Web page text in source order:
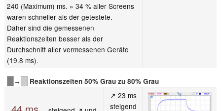
240 (Maximum) ms. » 34 % aller Screens
waren schneller als der getestete.
Daher sind die gemessenen
Reaktionszeiten besser als der
Durchschnitt aller vermessenen Geräte
(19.8 ms).
↔ Reaktionszeiten 50% Grau zu 80% Grau
↗ 23 ms
steigend